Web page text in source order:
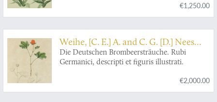
€1,250.00
Weihe, [C. E.] A. and C. G. [D.] Nees
von Esenbeck
Die Deutschen Brombeersträuche. Rubi
Germanici, descripti et figuris illustrati.
€2,000.00